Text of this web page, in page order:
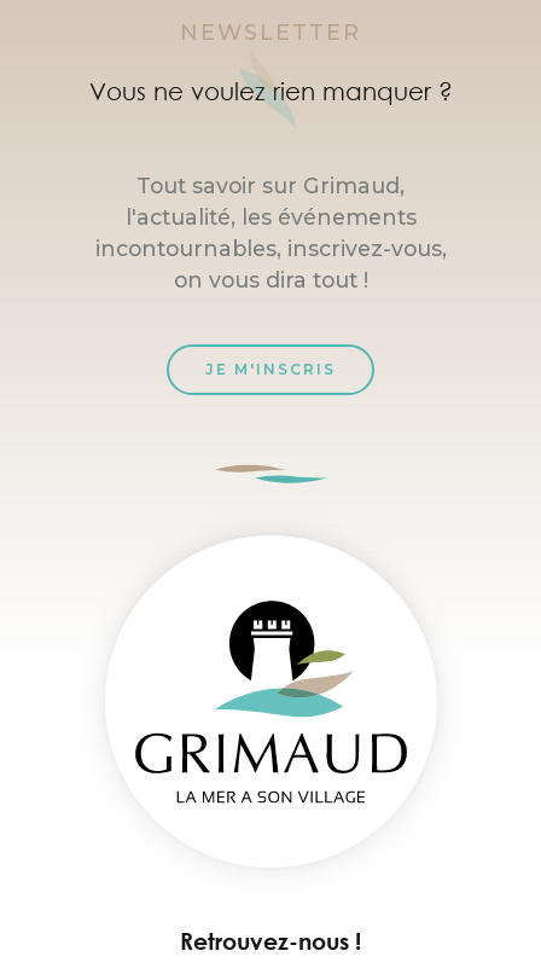
NEWSLETTER
Vous ne voulez rien manquer ?
Tout savoir sur Grimaud,
l'actualité, les événements
incontournables, inscrivez-vous,
on vous dira tout !
JE M'INSCRIS
Retrouvez-nous !